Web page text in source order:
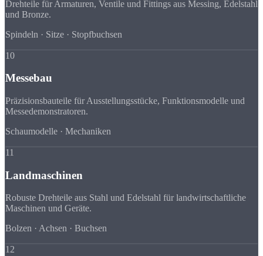
Drehteile für Armaturen, Ventile und Fittings aus Messing, Edelstahl
und Bronze.
Spindeln · Sitze · Stopfbuchsen
10
Messebau
Präzisionsbauteile für Ausstellungsstücke, Funktionsmodelle und
Messedemonstratoren.
Schaumodelle · Mechaniken
11
Landmaschinen
Robuste Drehteile aus Stahl und Edelstahl für landwirtschaftliche
Maschinen und Geräte.
Bolzen · Achsen · Buchsen
12